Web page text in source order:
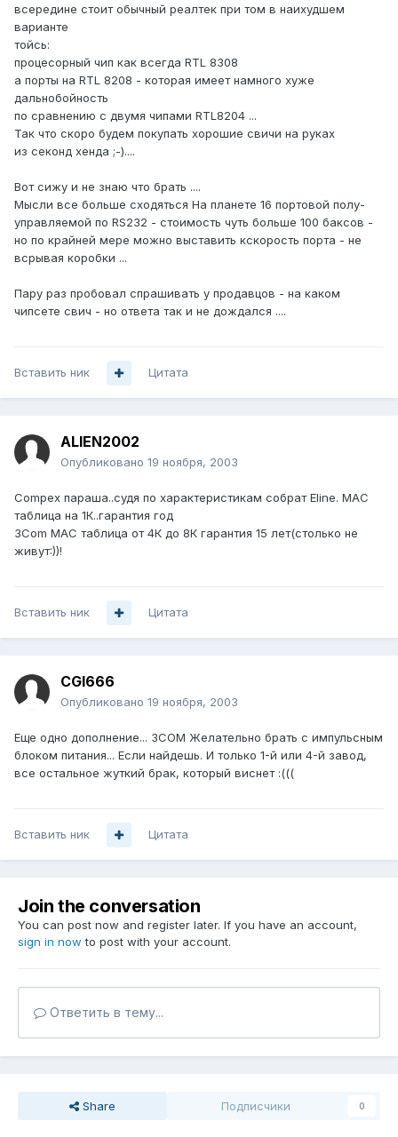
всередине стоит обычный реалтек при том в наихудшем
варианте
тойсь:
процесорный чип как всегда RTL 8308
а порты на RTL 8208 - которая имеет намного хуже
дальнобойность
по сравнению с двумя чипами RTL8204 ...
Так что скоро будем покупать хорошие свичи на руках
из секонд хенда ;-)....
Вот сижу и не знаю что брать ....
Мысли все больше сходяться На планете 16 портовой полу-
управляемой по RS232 - стоимость чуть больше 100 баксов -
но по крайней мере можно выставить кскорость порта - не
всрывая коробки ...
Пару раз пробовал спрашивать у продавцов - на каком
чипсете свич - но ответа так и не дождался ....
Вставить ник Цитата
ALIEN2002
Опубликовано 19 ноября, 2003
Compex параша..судя по характеристикам собрат Eline. MAC
таблица на 1К..гарантия год
3Com МАС таблица от 4К до 8К гарантия 15 лет(столько не
живут:))!
Вставить ник Цитата
CGI666
Опубликовано 19 ноября, 2003
Еще одно дополнение... 3COM Желательно брать с импульсным
блоком питания... Если найдешь. И только 1-й или 4-й завод,
все остальное жуткий брак, который виснет :(((
Вставить ник Цитата
Join the conversation
You can post now and register later. If you have an account,
sign in now to post with your account.
Ответить в тему...
Share Подписчики 0